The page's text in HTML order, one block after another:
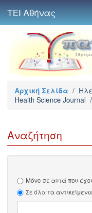
ΤΕΙ Αθήνας
Αρχική Σελίδα /
Health Science Journal /
Αναζήτηση
Μόνο σε αυτά που
Σε όλα τα αντικείμενα